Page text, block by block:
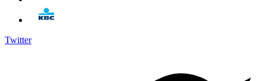
Twitter